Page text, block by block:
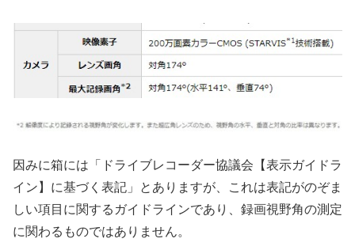
因みに箱には「ドライブレコーダー協議会【表示ガイドラ
イン】に基づく表記」とありますが、これは表記がのぞま
しい項目に関するガイドラインであり、録画視野角の測定
に関わるものではありません。